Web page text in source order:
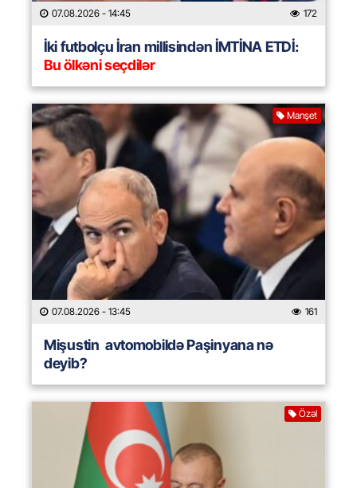
07.08.2026 - 14:45 172
İki futbolçu İran millisindən İMTİNA ETDİ:
Bu ölkəni seçdilər
Manşet
07.08.2026 - 13:45 161
Mişustin avtomobildə Paşinyana nə
deyib?
Özəl